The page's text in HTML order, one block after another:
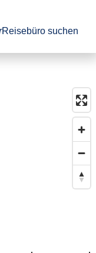
Reisebüro suchen